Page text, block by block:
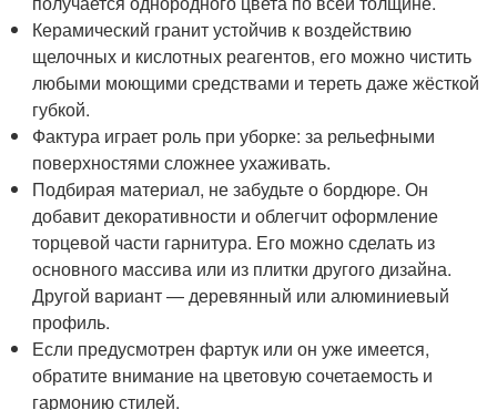
Керамический гранит устойчив к воздействию
щелочных и кислотных реагентов, его можно чистить
любыми моющими средствами и тереть даже жёсткой
губкой.
Фактура играет роль при уборке: за рельефными
поверхностями сложнее ухаживать.
Подбирая материал, не забудьте о бордюре. Он
добавит декоративности и облегчит оформление
торцевой части гарнитура. Его можно сделать из
основного массива или из плитки другого дизайна.
Другой вариант — деревянный или алюминиевый
профиль.
Если предусмотрен фартук или он уже имеется,
обратите внимание на цветовую сочетаемость и
гармонию стилей.